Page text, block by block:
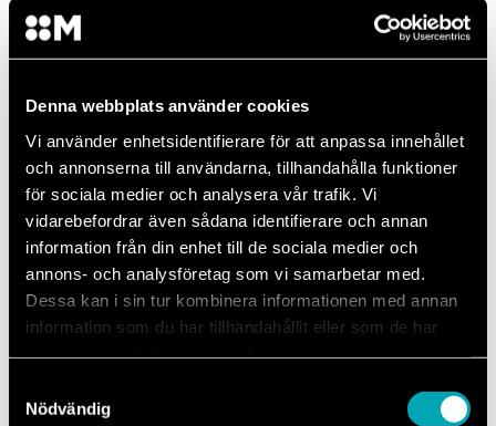
Denna webbplats använder cookies
Vi använder enhetsidentifierare för att anpassa innehållet
och annonserna till användarna, tillhandahålla funktioner
för sociala medier och analysera vår trafik. Vi
vidarebefordrar även sådana identifierare och annan
information från din enhet till de sociala medier och
annons- och analysföretag som vi samarbetar med.
Dessa kan i sin tur kombinera informationen med annan
information som du har tillhandahållit eller som de har
Nödvändig
SEAT Skadebesiktning
halvtimma och utförs av vår skadetekniker som tillsammans
med dig går igenom skadorna på bilen.
Alla försäkringsbolag
Göteborg & Malmö
Läs mer
Därför ska du välja Mechanum